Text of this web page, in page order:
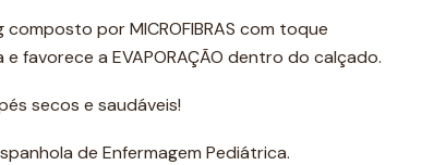
composto por MICROFIBRAS com toque
favorece a EVAPORAÇÃO dentro do calçado.
pés secos e saudáveis!
de Enfermagem Pediátrica.